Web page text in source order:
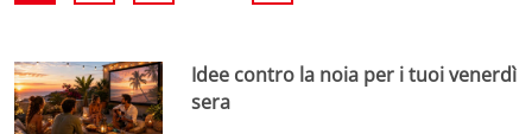
Idee contro la noia per i tuoi venerdì
sera